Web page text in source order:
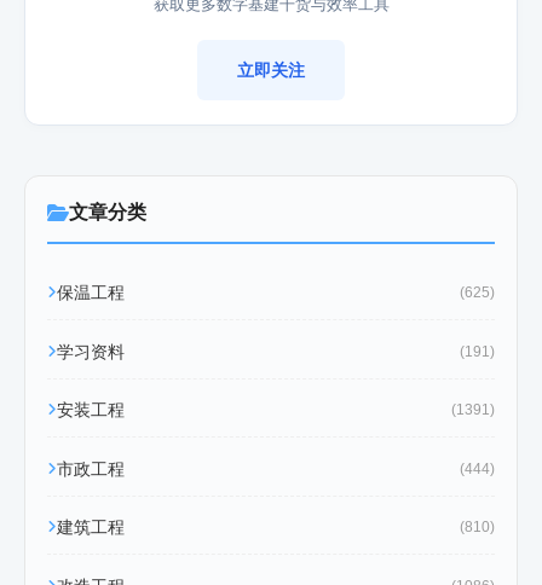
立即关注
文章分类
保温工程 (625)
学习资料 (191)
安装工程 (1391)
市政工程 (444)
建筑工程 (810)